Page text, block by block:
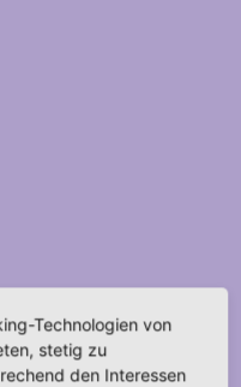
Technologien von
stetig zu
den Interessen